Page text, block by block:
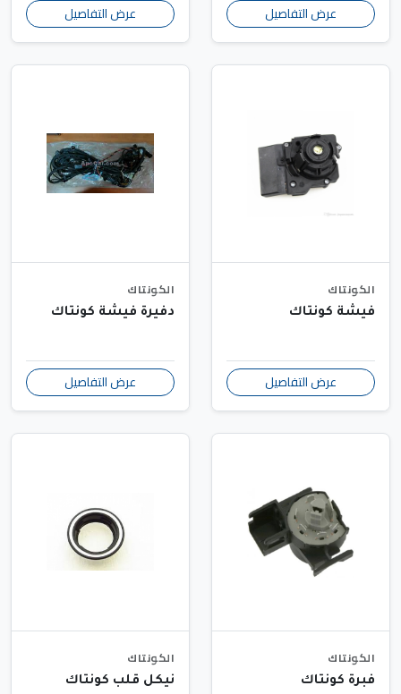
عرض التفاصيل عرض التفاصيل
الكونتاك
فيشة كونتاك
عرض التفاصيل
الكونتاك
دفيرة فيشة كونتاك
عرض التفاصيل
الكونتاك
فبرة كونتاك
الكونتاك
نيكل قلب كونتاك